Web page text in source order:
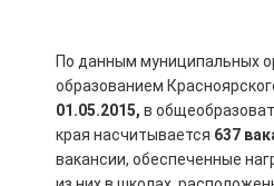
По данным муниципальных
образованием
01.05.2015, в
края насчитывается 637
вакансии, обеспеченные